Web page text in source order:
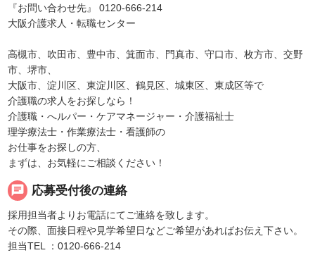
『お問い合わせ先』 0120-666-214
大阪介護求人・転職センター
高槻市、吹田市、豊中市、箕面市、門真市、守口市、枚方市、交野
市、堺市、
大阪市、淀川区、東淀川区、鶴見区、城東区、東成区等で
介護職の求人をお探しなら！
介護職・へルパー・ケアマネージャー・介護福祉士
理学療法士・作業療法士・看護師の
お仕事をお探しの方、
まずは、お気軽にご相談ください！
chat 応募受付後の連絡
採用担当者よりお電話にてご連絡を致します。
その際、面接日程や見学希望日などご希望があればお伝え下さい。
担当TEL ：0120-666-214